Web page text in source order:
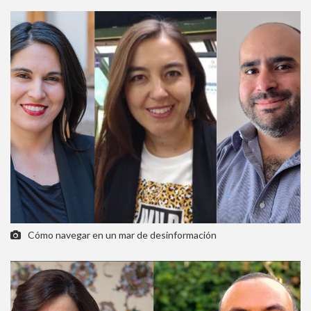
Cómo navegar en un mar de desinformación